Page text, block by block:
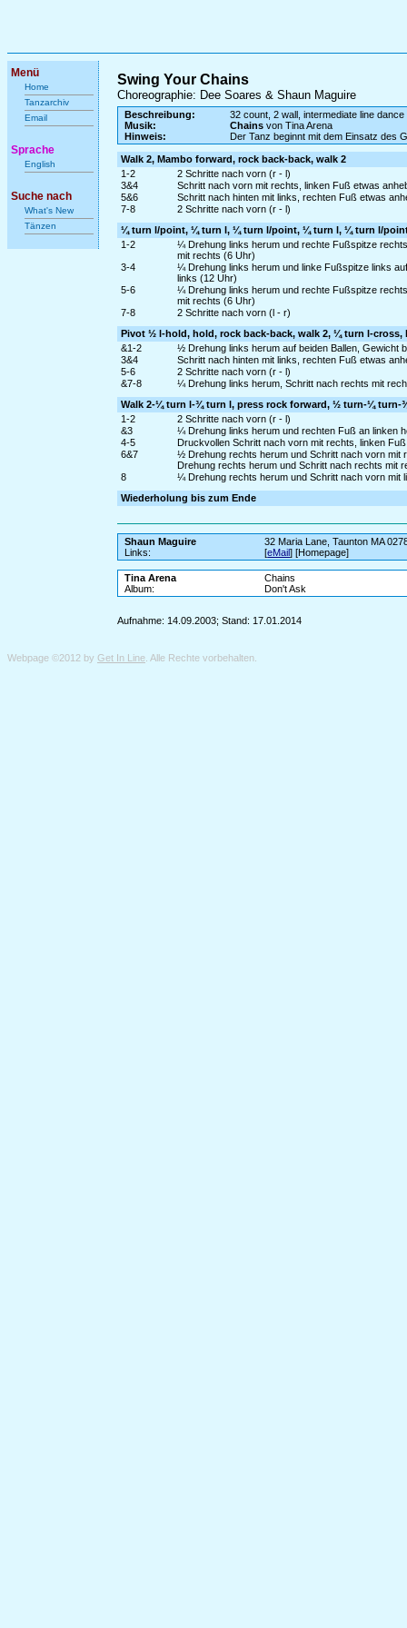
Menü
Home
Tanzarchiv
Email
Sprache
English
Suche nach
What's New
Tänzen
Swing Your Chains
Choreographie: Dee Soares & Shaun Maguire
Beschreibung:
32 count, 2 wall, intermediate line dance
Musik:
Chainsvon Tina Arena
Hinweis:
Der Tanz beginnt mit dem Einsatz des
Walk 2, Mambo forward, rock back-back, walk 2
1-2
2 Schritte nach vorn (r - l)
3&4
Schritt nach vorn mit rechts, linken Fuß etwas
5&6
Schritt nach hinten mit links, rechten Fuß etwas
7-8
2 Schritte nach vorn (r - l)
¼ turn l/point, ¼ turn l, ¼ turn l/point, ¼ turn l, ¼ turn l/
1-2
¼ Drehung links herum und rechte Fußspitze
mit rechts (6 Uhr)
3-4
¼ Drehung links herum und linke Fußspitze links
links (12 Uhr)
5-6
¼ Drehung links herum und rechte Fußspitze
mit rechts (6 Uhr)
7-8
2 Schritte nach vorn (l - r)
Pivot ½ l-hold, hold, rock back-back, walk 2, ¼ turn l-cross,
&1-2
½ Drehung links herum auf beiden Ballen, Gewicht
3&4
Schritt nach hinten mit links, rechten Fuß etwas
5-6
2 Schritte nach vorn (r - l)
&7-8
¼ Drehung links herum, Schritt nach rechts mit
Walk 2-¼ turn l-¾ turn l, press rock forward, ½ turn-¼ turn-
1-2
2 Schritte nach vorn (r - l)
&3
¼ Drehung links herum und rechten Fuß an linken
4-5
Druckvollen Schritt nach vorn mit rechts, linken
6&7
½ Drehung rechts herum und Schritt nach vorn
Drehung rechts herum und Schritt nach rechts mit
8
¼ Drehung rechts herum und Schritt nach vorn mit
Wiederholung bis zum Ende
Shaun Maguire
32 Maria Lane, Taunton MA
Links:
[eMail] [Homepage]
Tina Arena
Chains
Album:
Don't Ask
Aufnahme: 14.09.2003; Stand: 17.01.2014
Webpage ©2012 by Get In Line . Alle Rechte vorbehalten.